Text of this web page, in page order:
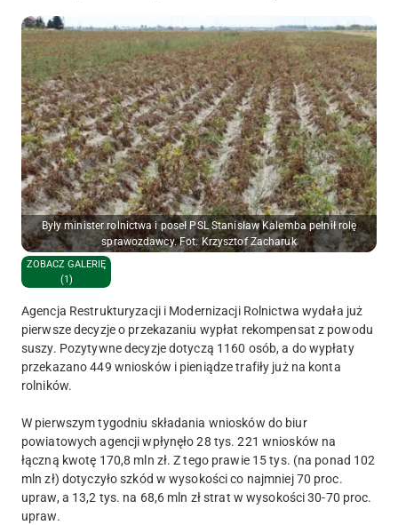
Były minister rolnictwa i poseł PSL Stanisław Kalemba pełnił rolę
sprawozdawcy. Fot. Krzysztof Zacharuk
ZOBACZ GALERIĘ
(1)
Agencja Restrukturyzacji i Modernizacji Rolnictwa wydała już
pierwsze decyzje o przekazaniu wypłat rekompensat z powodu
suszy. Pozytywne decyzje dotyczą 1160 osób, a do wypłaty
przekazano 449 wniosków i pieniądze trafiły już na konta
rolników.
W pierwszym tygodniu składania wniosków do biur
powiatowych agencji wpłynęło 28 tys. 221 wniosków na
łączną kwotę 170,8 mln zł. Z tego prawie 15 tys. (na ponad 102
mln zł) dotyczyło szkód w wysokości co najmniej 70 proc.
upraw, a 13,2 tys. na 68,6 mln zł strat w wysokości 30-70 proc.
upraw.